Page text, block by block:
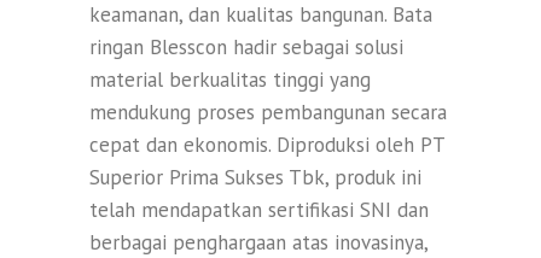
keamanan, dan kualitas bangunan. Bata
ringan Blesscon hadir sebagai solusi
material berkualitas tinggi yang
mendukung proses pembangunan secara
cepat dan ekonomis. Diproduksi oleh PT
Superior Prima Sukses Tbk, produk ini
telah mendapatkan sertifikasi SNI dan
berbagai penghargaan atas inovasinya,